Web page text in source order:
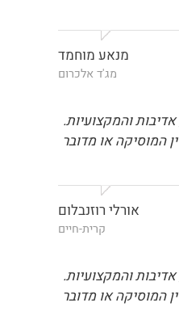
מנאע מוחמד
מג'ד אלכרום
והמקצועיות.
המוסיקה או מדובר
אורלי רוזנבלום
קרית-חיים
והמקצועיות.
המוסיקה או מדובר